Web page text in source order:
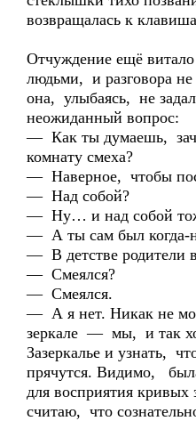
возвращалась к
Отчуждение ещё
людьми, и разговора
она, улыбаясь, не
неожиданный вопрос:
— Как ты думаешь,
комнату смеха?
— Наверное, чтобы
— Над собой?
— Ну… и над собой
— А ты сам был когда-
— В детстве родители
— Смеялся?
— Смеялся.
— А я нет. Никак не
зеркале — мы, и так
Зазеркалье и узнать,
прячутся. Видимо,
для восприятия кривых
считаю, что